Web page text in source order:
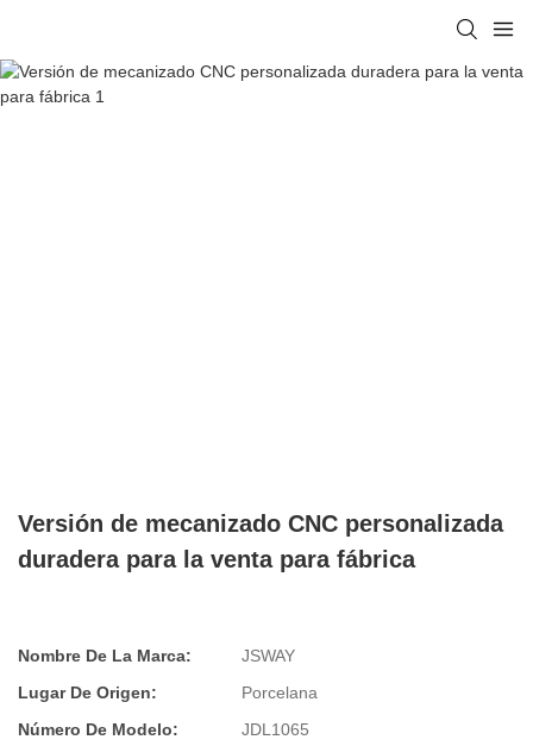
Versión de mecanizado CNC personalizada
duradera para la venta para fábrica
Nombre De La Marca:
JSWAY
Lugar De Origen:
Porcelana
Número De Modelo:
JDL1065